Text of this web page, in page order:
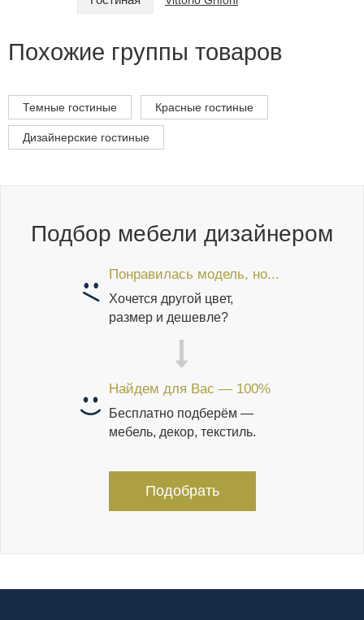
Похожие группы товаров
Темные гостиные Красные гостиные
Дизайнерские гостиные
Подбор мебели дизайнером
Понравилась модель, но...
Хочется другой цвет,
размер и дешевле?
Найдем для Вас — 100%
Бесплатно подберём —
мебель, декор, текстиль.
Подобрать